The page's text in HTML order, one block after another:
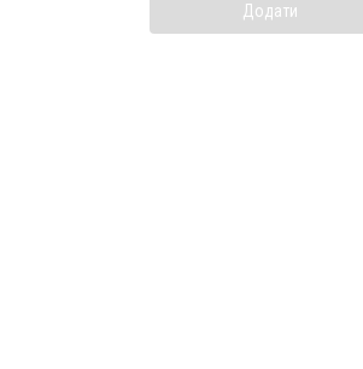
Додати